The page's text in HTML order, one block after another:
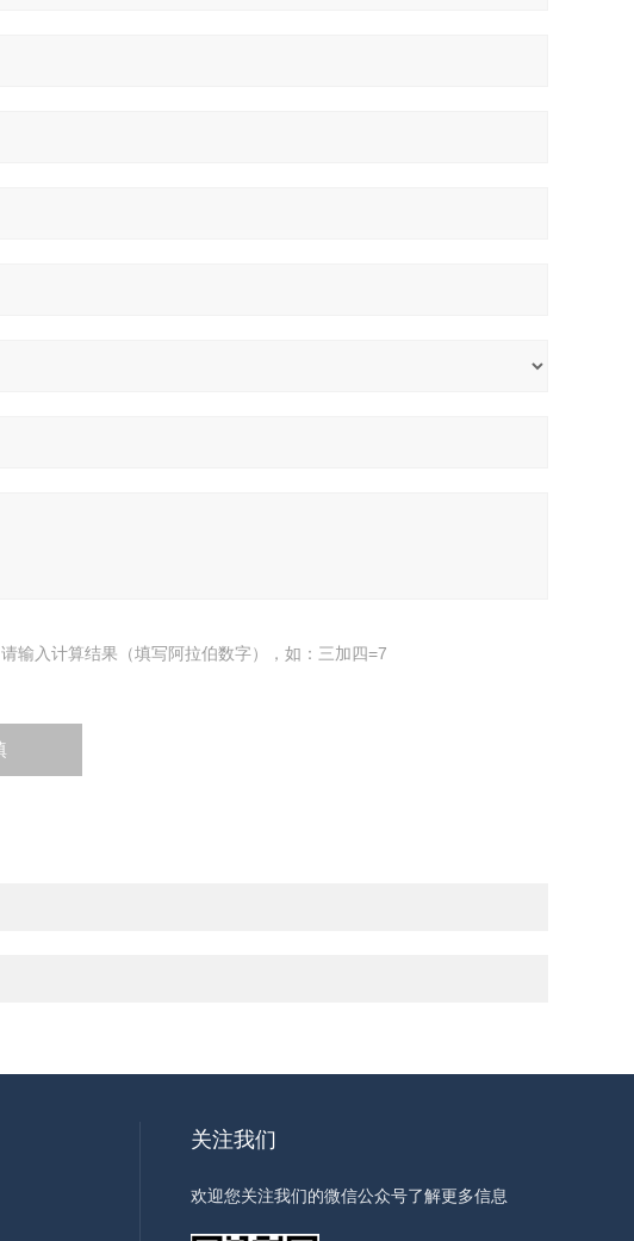
请输入计算结果（填写阿拉伯数字），如：三加四=7
关注我们
欢迎您关注我们的微信公众号了解更多信息